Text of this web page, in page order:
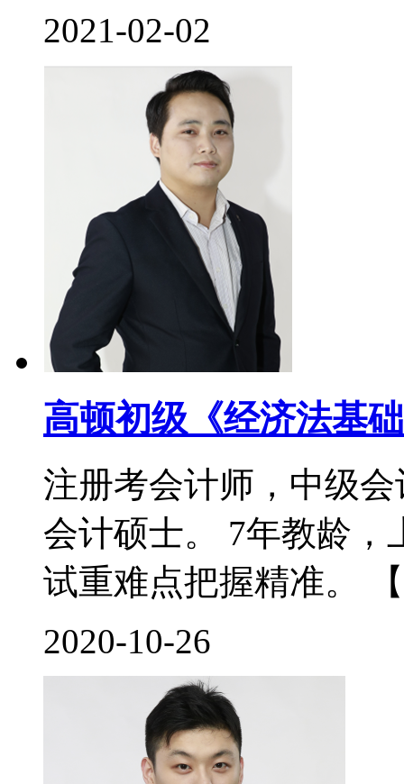
2021-02-02
高顿初级《经济法基
注册考会计师，中级
会计硕士。 7年教龄
试重难点把握精准。
2020-10-26